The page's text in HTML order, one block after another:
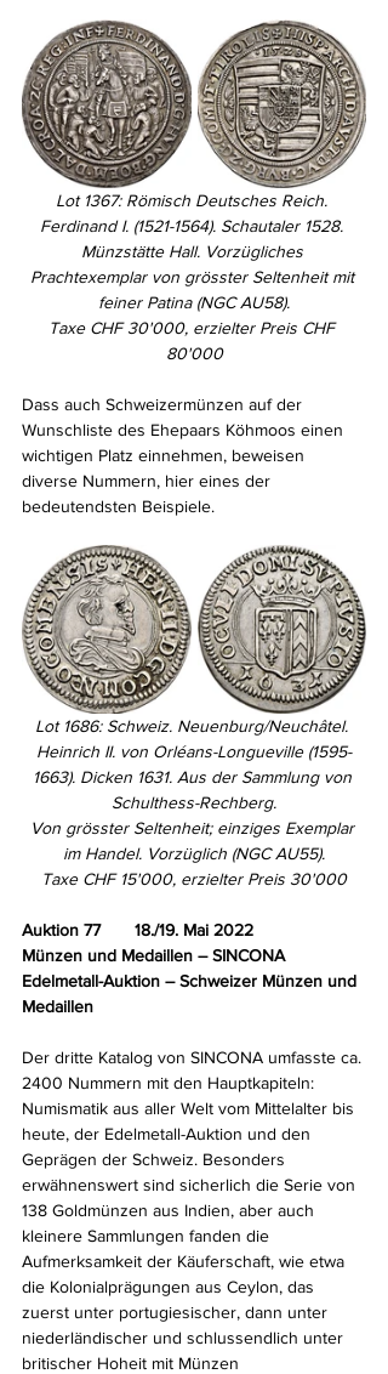
Lot 1367: Römisch Deutsches Reich.
Ferdinand I. (1521-1564). Schautaler 1528.
Münzstätte Hall. Vorzügliches
Prachtexemplar von grösster Seltenheit mit
feiner Patina (NGC AU58).
Taxe CHF 30'000, erzielter Preis CHF
80'000
Dass auch Schweizermünzen auf der
Wunschliste des Ehepaars Köhmoos einen
wichtigen Platz einnehmen, beweisen
diverse Nummern, hier eines der
bedeutendsten Beispiele.
Lot 1686: Schweiz. Neuenburg/Neuchâtel.
Heinrich II. von Orléans-Longueville (1595-
1663). Dicken 1631. Aus der Sammlung von
Schulthess-Rechberg.
Von grösster Seltenheit; einziges Exemplar
im Handel. Vorzüglich (NGC AU55).
Taxe CHF 15'000, erzielter Preis 30'000
Auktion 77       18./19. Mai 2022
Münzen und Medaillen – SINCONA
Edelmetall-Auktion – Schweizer Münzen und
Medaillen
Der dritte Katalog von SINCONA umfasste ca.
2400 Nummern mit den Hauptkapiteln:
Numismatik aus aller Welt vom Mittelalter bis
heute, der Edelmetall-Auktion und den
Geprägen der Schweiz. Besonders
erwähnenswert sind sicherlich die Serie von
138 Goldmünzen aus Indien, aber auch
kleinere Sammlungen fanden die
Aufmerksamkeit der Käuferschaft, wie etwa
die Kolonialprägungen aus Ceylon, das
zuerst unter portugiesischer, dann unter
niederländischer und schlussendlich unter
britischer Hoheit mit Münzen